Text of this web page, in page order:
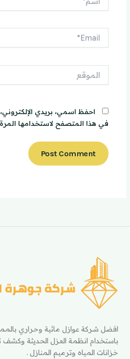
Email*
احفظ اسمي، بريدي
في هذا المتصفح لاستخدامها
افضل شركة عوازل مائية وحراري
باستخدام انظمة العزل الحديثة وكشف
خزانات المياه وترميم المنازل .